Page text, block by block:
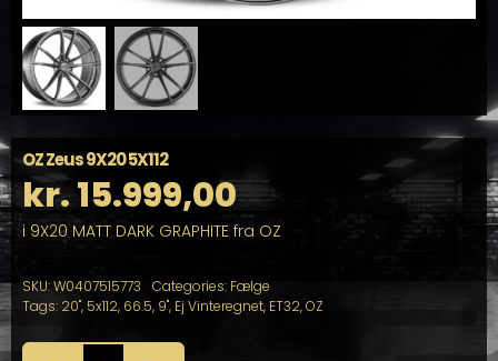
OZ Zeus 9X20 5X112
kr.15.999,00
i 9X20 MATT DARK GRAPHITE fra OZ
SKU:W0407515773 Categories: Fælge
Tags: 20", 5x112, 66.5, 9", Ej Vinteregnet, ET32,OZ